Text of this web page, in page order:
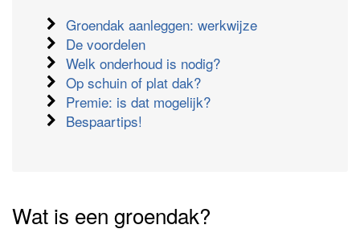
Groendak aanleggen: werkwijze
De voordelen
Welk onderhoud is nodig?
Op schuin of plat dak?
Premie: is dat mogelijk?
Bespaartips!
Wat is een groendak?